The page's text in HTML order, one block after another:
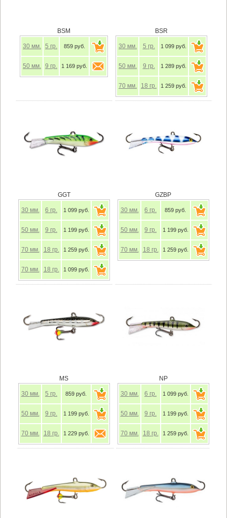
BSM
30 мм. 5 гр. 859 руб.
50 мм. 9 гр. 1 169 руб.
BSR
30 мм. 5 гр. 1 099 руб.
50 мм. 9 гр. 1 289 руб.
70 мм. 18 гр. 1 259 руб.
GGT
30 мм. 6 гр. 1 099 руб.
50 мм. 9 гр. 1 199 руб.
70 мм. 18 гр. 1 259 руб.
70 мм. 18 гр. 1 099 руб.
GZBP
30 мм. 6 гр. 859 руб.
50 мм. 9 гр. 1 199 руб.
70 мм. 18 гр. 1 259 руб.
MS
30 мм. 5 гр. 859 руб.
50 мм. 9 гр. 1 199 руб.
70 мм. 18 гр. 1 229 руб.
NP
30 мм. 6 гр. 1 099 руб.
50 мм. 9 гр. 1 199 руб.
70 мм. 18 гр. 1 259 руб.